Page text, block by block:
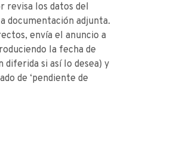
revisa los datos del
documentación adjunta.
envía el anuncio a
la fecha de
diferida si así lo desea) y
de ‘pendiente de